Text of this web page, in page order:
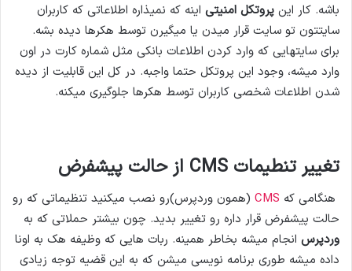
باشه. کار این پروتکل امنیتی اینه که نمیذاره اطلاعاتی که کاربران
سایتتون تو سایت قرار میدن یا میگیرن توسط هکرها دیده بشه.
برای سایتهایی که وارد کردن اطلاعات بانکی مثل شماره کارت در اون
وارد میشه، وجود این پروتکل حتما واجبه. در کل این قابلیت از دیده
شدن اطلاعات شخصی کاربران توسط هکرها جلوگیری میکنه.
تغییر تنطیمات CMS از حالت پیشفرض
هنگامی که CMS (همون وردپرس)رو نصب میکنید تنظیماتی که رو
حالت پیشفرض قرار داره رو تغییر بدید. چون بیشتر حملاتی که به
وردپرس انجام میشه بخاطر همینه. ربات هایی که وظیفه هک به اونا
داده میشه طوری برنامه نویسی میشن که به این قضیه توجه زیادی